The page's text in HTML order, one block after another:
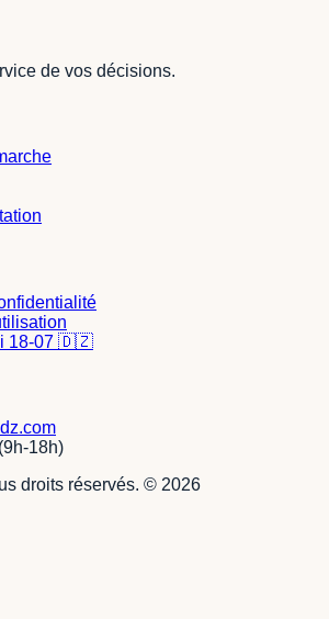
de vos décisions.
18-07 🇩🇿
18h)
droits réservés. © 2026